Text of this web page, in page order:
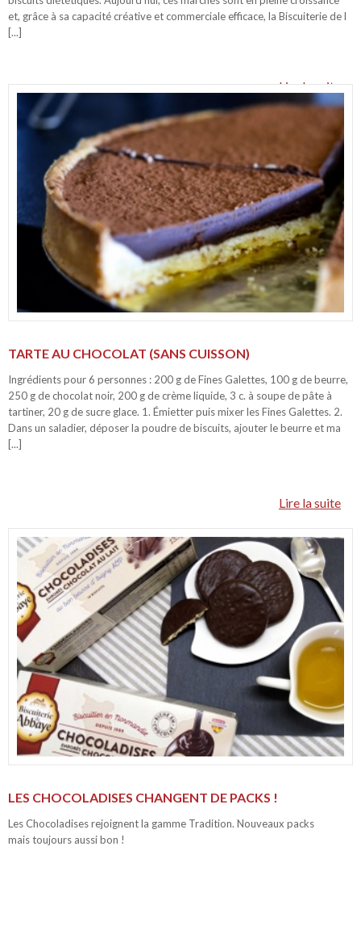
et, grâce à sa capacité créative et commerciale efficace, la Biscuiterie de l
[...]
Lire la suite
TARTE AU CHOCOLAT (SANS CUISSON)
Ingrédients pour 6 personnes : 200 g de Fines Galettes, 100 g de beurre,
250 g de chocolat noir, 200 g de crème liquide, 3 c. à soupe de pâte à
tartiner, 20 g de sucre glace. 1. Émietter puis mixer les Fines Galettes. 2.
Dans un saladier, déposer la poudre de biscuits, ajouter le beurre et ma
[...]
Lire la suite
LES CHOCOLADISES CHANGENT DE PACKS !
Les Chocoladises rejoignent la gamme Tradition. Nouveaux packs
mais toujours aussi bon !